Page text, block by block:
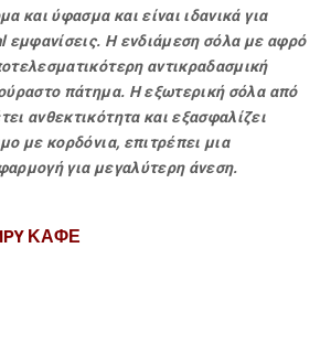
και ύφασμα και είναι ιδανικά για
εμφανίσεις. Η ενδιάμεση σόλα με αφρό
αντικραδασμική
πάτημα. H εξωτερική σόλα από
ανθεκτικότητα και εξασφαλίζει
με κορδόνια, επιτρέπει μια
για μεγαλύτερη άνεση.
ΚΑΦΕ